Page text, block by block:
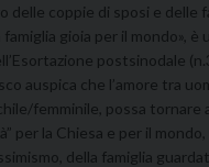
delle coppie di sposi e delle
famiglia gioia per il mondo»,
postsinodale
auspica che l’amore tra
femminile, possa tornare
per la Chiesa e per il
della famiglia